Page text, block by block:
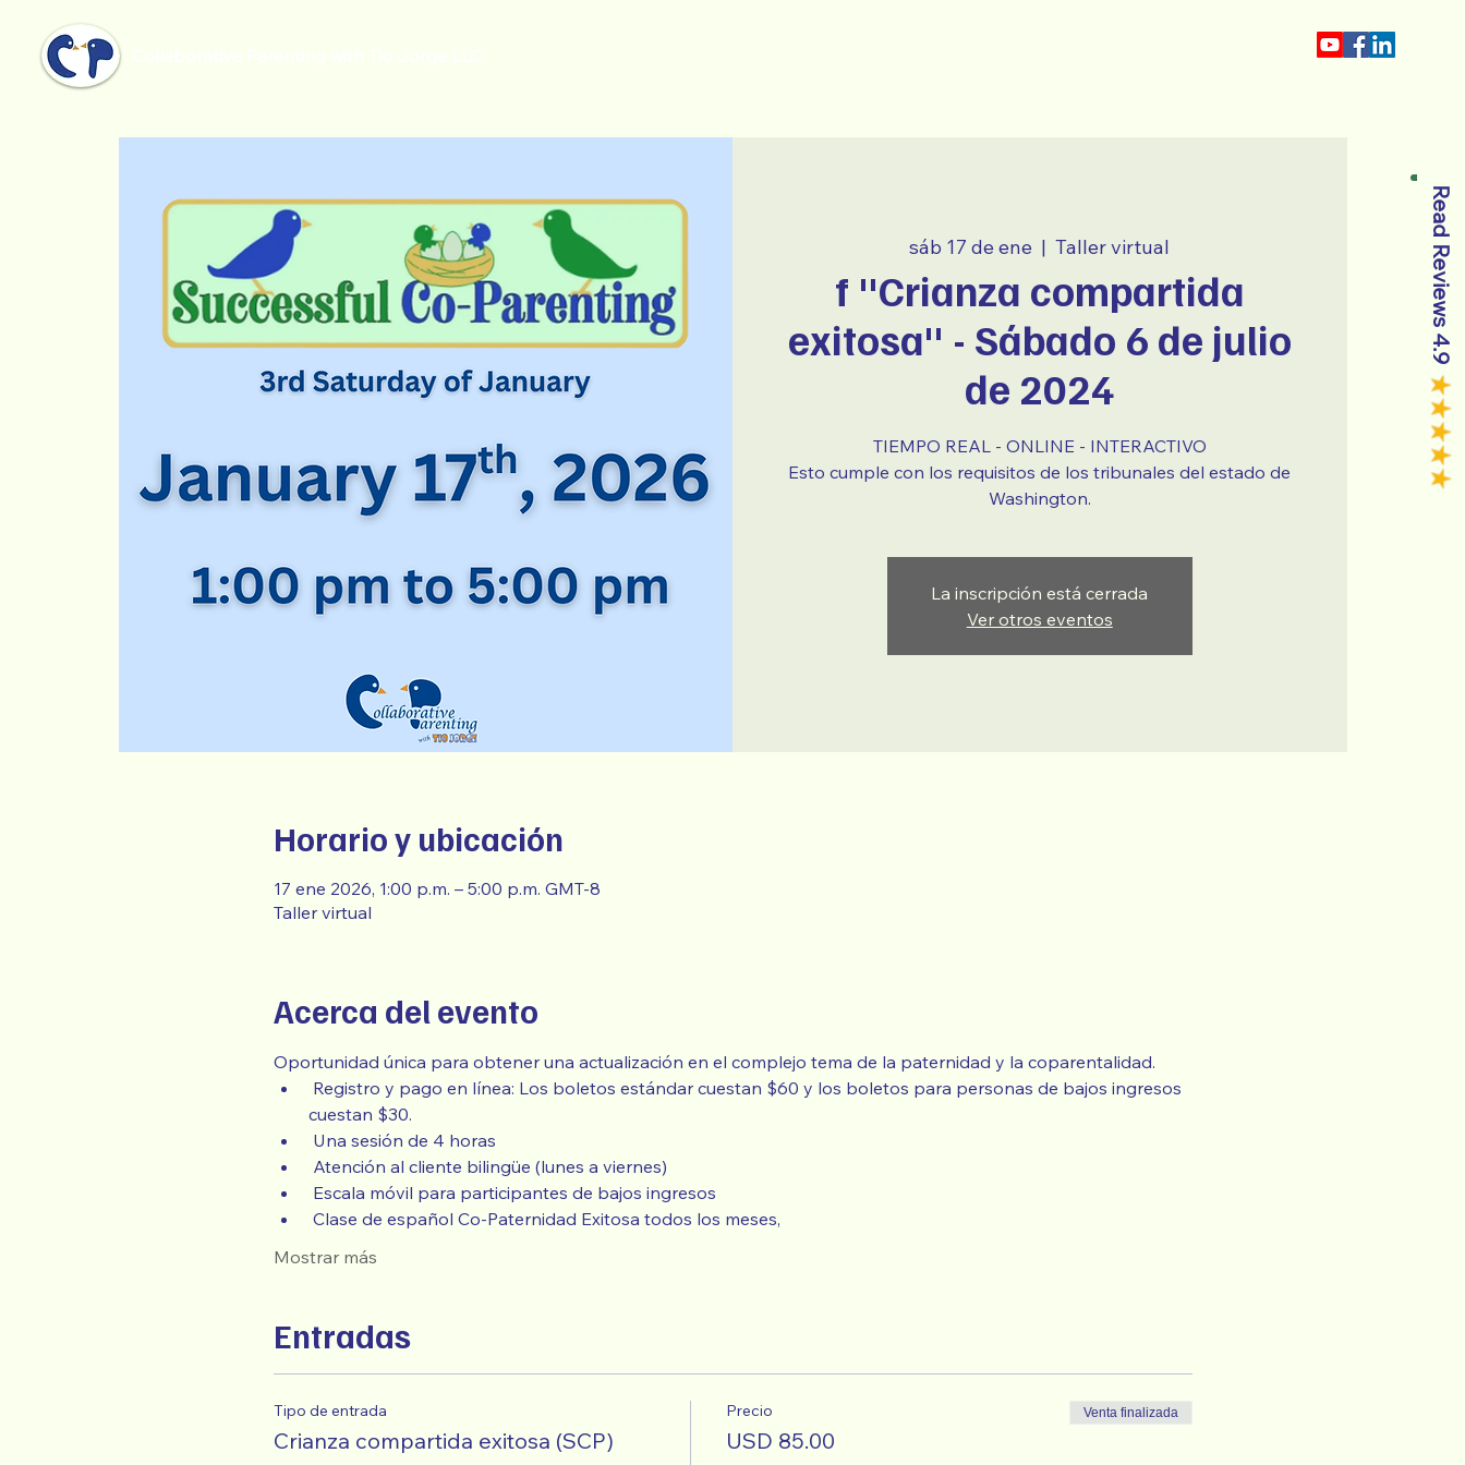
Read Reviews 4.9
sáb 17 de ene
  |
Taller virtual
f "Crianza compartida
exitosa" - Sábado 6 de julio
de 2024
TIEMPO REAL - ONLINE - INTERACTIVO
Esto cumple con los requisitos de los tribunales del estado de
Washington.
La inscripción está cerrada
Ver otros eventos
Horario y ubicación
17 ene 2026, 1:00 p.m. – 5:00 p.m. GMT-8
Taller virtual
Acerca del evento
Oportunidad única para obtener una actualización en el complejo tema de la paternidad y la coparentalidad.
cuestan $30.
Una sesión de 4 horas
Atención al cliente bilingüe (lunes a viernes)
Escala móvil para participantes de bajos ingresos
Clase de español Co-Paternidad Exitosa todos los meses,
Mostrar más
Entradas
Tipo de entrada
Crianza compartida exitosa (SCP)
Precio
USD 85.00
Venta finalizada